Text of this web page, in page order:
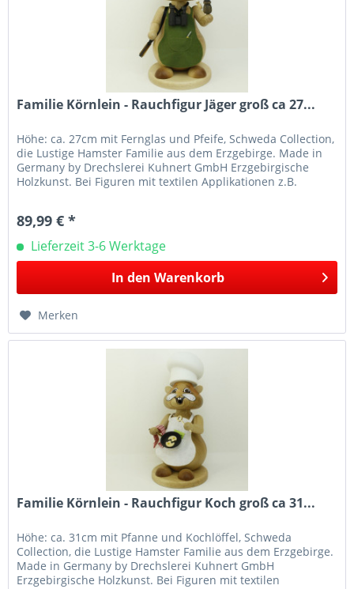
Familie Körnlein - Rauchfigur Jäger groß ca 27...
Höhe: ca. 27cm mit Fernglas und Pfeife, Schweda Collection,
die Lustige Hamster Familie aus dem Erzgebirge. Made in
Germany by Drechslerei Kuhnert GmbH Erzgebirgische
Holzkunst. Bei Figuren mit textilen Applikationen z.B.
89,99 € *
Lieferzeit 3-6 Werktage
In den Warenkorb
Merken
Familie Körnlein - Rauchfigur Koch groß ca 31...
Höhe: ca. 31cm mit Pfanne und Kochlöffel, Schweda
Collection, die Lustige Hamster Familie aus dem Erzgebirge.
Made in Germany by Drechslerei Kuhnert GmbH
Erzgebirgische Holzkunst. Bei Figuren mit textilen